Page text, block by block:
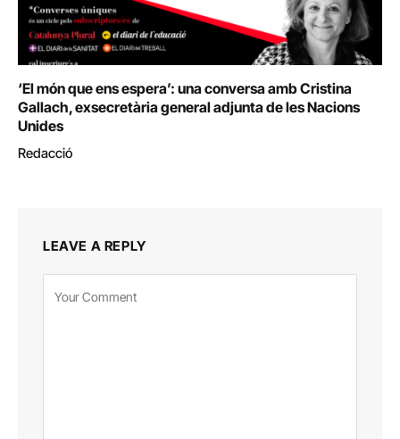
‘El món que ens espera’: una conversa amb Cristina
Gallach, exsecretària general adjunta de les Nacions
Unides
Redacció
LEAVE A REPLY